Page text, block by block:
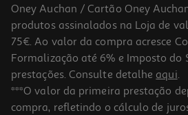
-10%
Livro Rainhas De Jerusalém De Katherine
20.93 €/un
Oney Auchan / Cartão Oney
produtos assinalados na Loja de
75€. Ao valor da compra acresce
Formalização até 6% e Imposto do
prestações. Consulte detalhe aqui.
***O valor da primeira prestação
compra, refletindo o cálculo de